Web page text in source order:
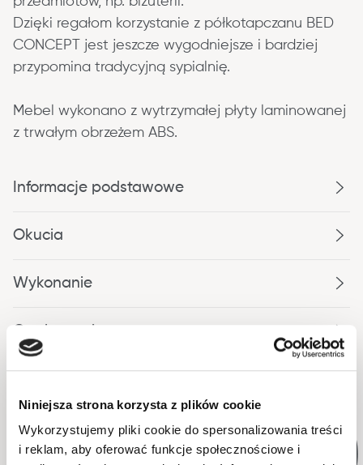
Niniejsza strona korzysta z plików cookie
Wykorzystujemy pliki cookie do spersonalizowania treści
i reklam, aby oferować funkcje społecznościowe i
Dzięki regałom korzystanie z półkotapczanu BED
CONCEPT jest jeszcze wygodniejsze i bardziej
przypomina tradycyjną sypialnię.
Mebel wykonano z wytrzymałej płyty laminowanej
z trwałym obrzeżem ABS.
Informacje podstawowe
Okucia
Wykonanie
Opakowanie